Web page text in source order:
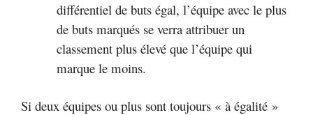
différentiel de buts égal, l’équipe avec le plus
de buts marqués se verra attribuer un
classement plus élevé que l’équipe qui
marque le moins.
Si deux équipes ou plus sont toujours « à égalité »